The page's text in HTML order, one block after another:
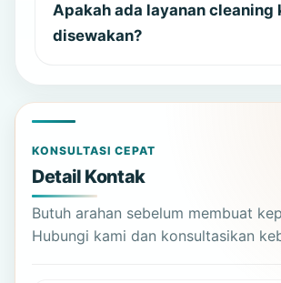
Apakah ada layanan
disewakan?
KONSULTASI CEPAT
Detail Kontak
Butuh arahan sebelum membuat
Hubungi kami dan konsultasikan